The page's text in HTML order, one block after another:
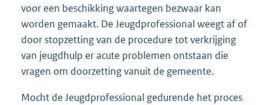
voor een beschikking waartegen bezwaar kan
worden gemaakt. De Jeugdprofessional weegt af of
door stopzetting van de procedure tot verkrijging
van jeugdhulp er acute problemen ontstaan die
vragen om doorzetting vanuit de gemeente.
Mocht de Jeugdprofessional gedurende het proces